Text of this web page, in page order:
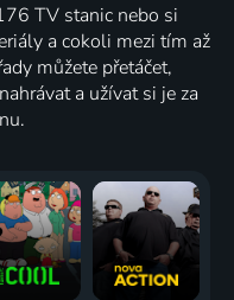
TV stanic nebo si
a cokoli mezi tím až
můžete přetáčet,
a užívat si je za